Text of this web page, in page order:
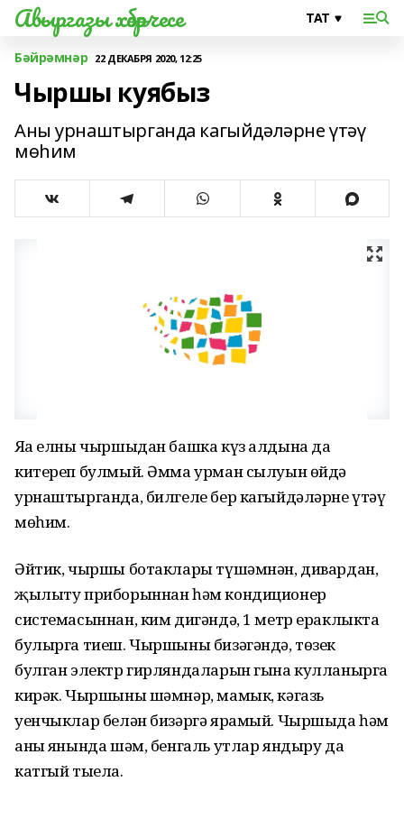
Авыргазы хәбәрчесе
Бәйрәмнәр 22 ДЕКАБРЯ 2020, 12:25
Чыршы куябыз
Аны урнаштырганда кагыйдәләрне үтәү
мөһим
Яңа елны чыршыдан башка күз алдына да
китереп булмый. Әмма урман сылуын өйдә
урнаштырганда, билгеле бер кагыйдәләрне үтәү
мөһим.
Әйтик, чыршы ботаклары түшәмнән, дивардан,
җылыту приборыннан һәм кондиционер
системасыннан, ким дигәндә, 1 метр ераклыкта
булырга тиеш. Чыршыны бизәгәндә, төзек
булган электр гирляндаларын гына кулланырга
кирәк. Чыршыны шәмнәр, мамык, кәгазь
уенчыклар белән бизәргә ярамый. Чыршыда һәм
аның янында шәм, бенгаль утлар яндыру да
катгый тыела.